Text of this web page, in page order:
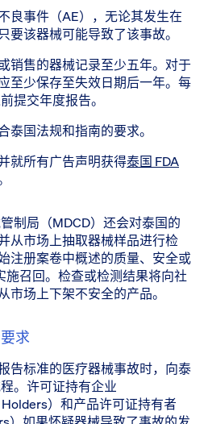
良事件（AE），无论其发生在
要该器械可能导致了该事故。
销售的器械记录至少五年。对于
至少保存至失效日期后一年。每
提交年度报告。
泰国法规和指南的要求。
就所有广告声明获得泰国 FDA
制局（MDCD）还会对泰国的
从市场上抽取器械样品进行检
注册案卷中概述的质量、安全或
施召回。检查或检测结果将向社
市场上下架不安全的产品。
求
告标准的医疗器械事故时，向泰
。许可证持有企业
Holders）和产品许可证持有者